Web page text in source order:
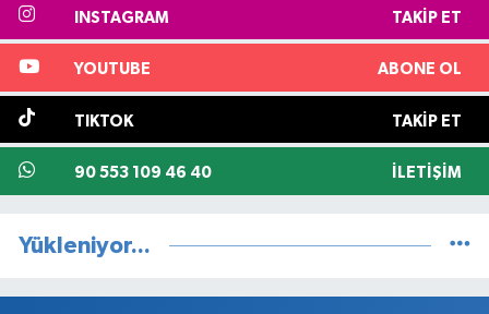
INSTAGRAM TAKIP ET
YOUTUBE ABONE OL
TIKTOK TAKIP ET
90 553 109 46 40 İLETIŞIM
Yükleniyor...